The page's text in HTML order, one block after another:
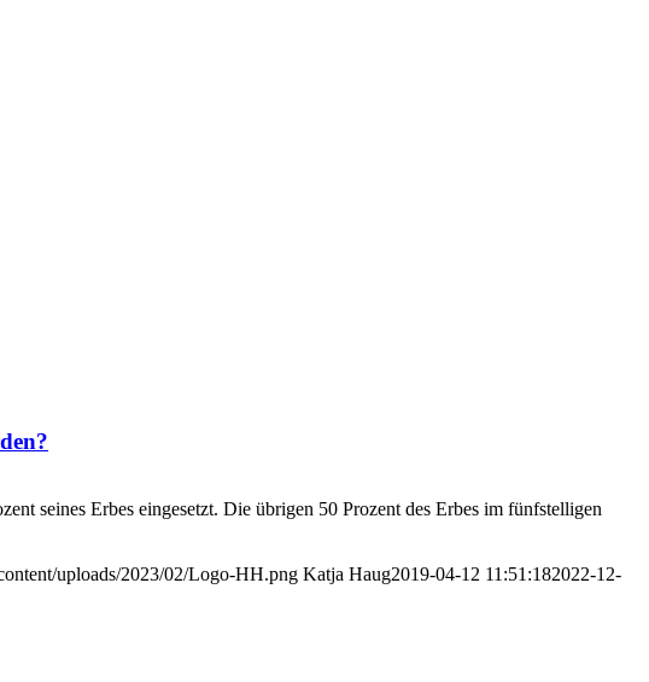
seines Erbes eingesetzt. Die übrigen 50 Prozent des Erbes im fünfstelligen
uploads/2023/02/Logo-HH.png Katja Haug2019-04-12 11:51:182022-12-